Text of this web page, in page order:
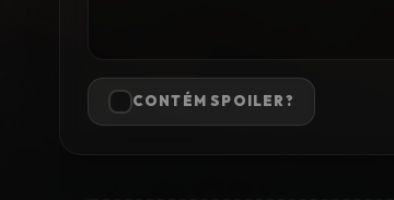
CONTÉM SPOILER?